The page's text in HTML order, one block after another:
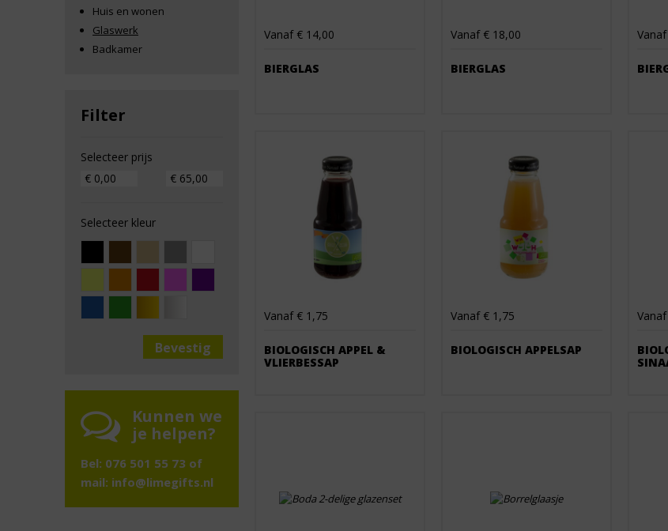
Huis en wonen
Glaswerk
Badkamer
Filter
Selecteer prijs
Selecteer kleur
Kunnen we
je helpen?
Bel: 076 501 55 73 of
mail: info@limegifts.nl
Vanaf € 14,00
BIERGLAS
Vanaf € 18,00
BIERGLAS
Vanaf € 1,75
BIOLOGISCH APPEL &
VLIERBESSAP
Vanaf € 1,75
BIOLOGISCH APPELSAP